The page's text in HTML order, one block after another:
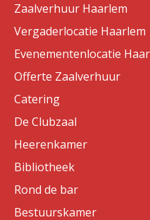
Zaalverhuur Haarlem
Vergaderlocatie Haarlem
Evenementenlocatie
Offerte Zaalverhuur
Catering
De Clubzaal
Heerenkamer
Bibliotheek
Rond de bar
Bestuurskamer